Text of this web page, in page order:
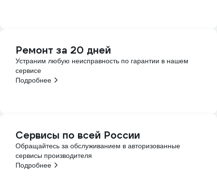
Ремонт за 20 дней
Устраним любую неисправность по гарантии в нашем
сервисе
Подробнее
Сервисы по всей России
Обращайтесь за обслуживанием в авторизованные
сервисы производителя
Подробнее